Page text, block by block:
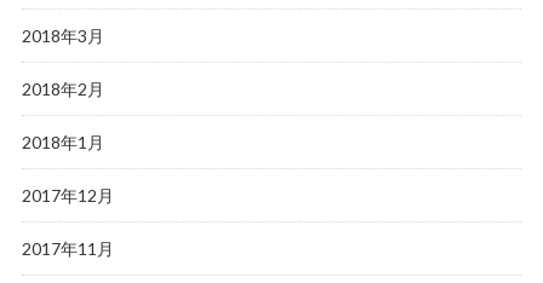
2018年3月
2018年2月
2018年1月
2017年12月
2017年11月